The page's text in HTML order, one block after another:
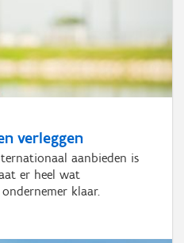
verleggen
aanbieden is
er heel wat
klaar.